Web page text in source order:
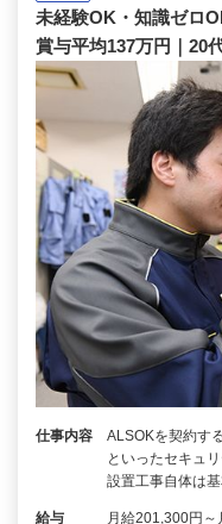
未経験OK・知識ゼロ
賞与平均137万円｜20
仕事内容
ALSOKを契約す
といったセキュ
設置工事自体は
給与
月給201,300円～